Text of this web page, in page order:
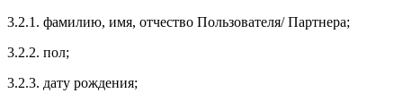
3.2.1. фамилию, имя, отчество Пользователя/ Партнера;
3.2.2. пол;
3.2.3. дату рождения;